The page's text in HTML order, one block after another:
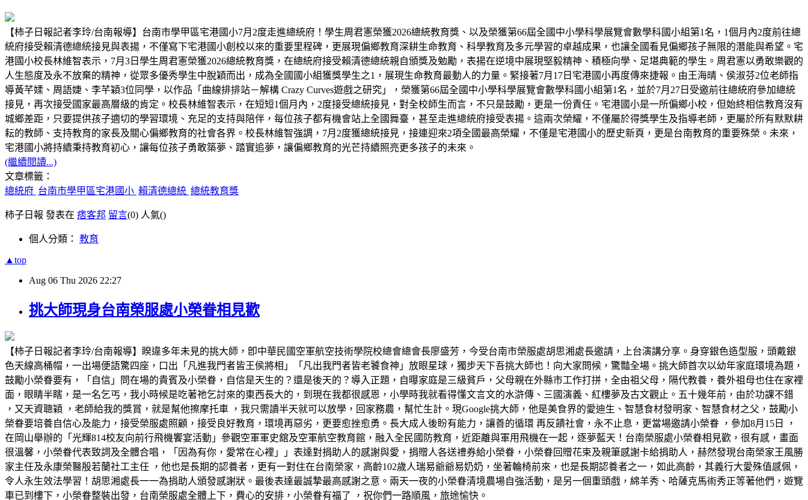
【柿子日報記者李玲/台南報導】台南市學甲區宅港國小7月2度走進總統府！學生周君憲榮獲2026總統教育獎、以及榮獲第66屆全國中小學科學展覽會數學科國小組第1名，1個月內2度前往總
統府接受賴清德總統接見與表揚，不僅寫下宅港國小創校以來的重要里程碑，更展現偏鄉教育深耕生命教育、科學教育及多元學習的卓越成果，也讓全國看見偏鄉孩子無限的潛能與希望。宅
港國小校長林維智表示，7月3日學生周君憲榮獲2026總統教育獎，在總統府接受賴清德總統親自頒獎及勉勵，表揚在逆境中展現堅毅精神、積極向學、足堪典範的學生。周君憲以勇敢樂觀的
人生態度及永不放棄的精神，從眾多優秀學生中脫穎而出，成為全國國小組獲獎學生之1，展現生命教育最動人的力量。緊接著7月17日宅港國小再度傳來捷報。由王海晴、侯淑芬2位老師指
導黃芊媃、周語婕、李芊穎3位同學，以作品「曲線排排站－解構 Crazy Curves遊戲之研究」，榮獲第66屆全國中小學科學展覽會數學科國小組第1名，並於7月27日受邀前往總統府參加總統
接見，再次接受國家最高層級的肯定。校長林維智表示，在短短1個月內，2度接受總統接見，對全校師生而言，不只是鼓勵，更是一份責任。宅港國小是一所偏鄉小校，但始終相信教育沒有
城鄉差距，只要提供孩子適切的學習環境、充足的支持與陪伴，每位孩子都有機會站上全國舞臺，甚至走進總統府接受表揚。這兩次榮耀，不僅屬於得獎學生及指導老師，更屬於所有默默耕
耘的教師、支持教育的家長及關心偏鄉教育的社會各界。校長林維智強調，7月2度獲總統接見，接連迎來2項全國最高榮耀，不僅是宅港國小的歷史新頁，更是台南教育的重要殊榮。未來，
宅港國小將持續秉持教育初心，讓每位孩子勇敢築夢、踏實追夢，讓偏鄉教育的光芒持續照亮更多孩子的未來。
(繼續閱讀...)
文章標籤：
總統府 台南市學甲區宅港國小 賴清德總統 總統教育獎
柿子日報 發表在 痞客邦 留言(0) 人氣()
個人分類： 教育
▲top
Aug 06 Thu 2026 22:27
挑大師現身台南榮服處小榮眷相見歡
【柿子日報記者李玲/台南報導】睽違多年未見的挑大師，卽中華民國空軍航空技術學院校總會總會長廖盛芳，今受台南市榮服處胡思湘處長邀請，上台演講分享。身穿銀色造型服，頭戴銀
色天線高桶帽，一出場便語驚四座，口出「凡進我門者皆王侯將相」「凡出我門者皆老饕食神」放眼星球，獨步天下吾挑大師也！向大家問候，驚豔全場。挑大師首次以幼年家庭環境為題，
鼓勵小榮眷要有，「自信」問在場的貴賓及小榮眷，自信是天生的？還是後天的？導入正題，自曝家庭是三級貧戶，父母親在外縣市工作打拼，全由祖父母，隔代教養，養外祖母也住在家裡
面，眼睛半瞎，是一名乞丐，我小時候是吃著祂乞討來的東西長大的，到現在我都很感恩，小學時我就看得懂文言文的水滸傳、三國演義、紅樓夢及古文觀止。五十幾年前，由於功課不錯
，又天資聰穎 ，老師給我的獎賞，就是幫他擦摩托車 ，我只需讀半天就可以放學，回家務農，幫忙生計。現Google挑大師，他是美食界的愛迪生、智慧食材發明家、智慧食材之父，鼓勵小
榮眷要培養自信心及能力，接受榮服處照顧，接受良好教育，環境再惡劣，更要愈挫愈勇。長大成人後盼有能力，讓善的循環 再反饋社會，永不止息，更當場邀請小榮眷 ，參加8月15日 ，
在岡山舉辦的「光輝814校友向前行飛機饗宴活動」參觀空軍軍史舘及空軍航空教育館，融入全民國防教育，近距離與軍用飛機在一起，逐夢藍天！台南榮服處小榮眷相見歡，很有感，畫面
很溫馨，小榮眷代表致詞及全體合唱，「因為有你，愛常在心裡」」表達對捐助人的感謝與愛，捐贈人各送禮券給小榮眷，小榮眷回贈花束及親筆感謝卡給捐助人，赫然發現台南榮家王風勝
家主任及永康榮醫殷若蘭社工主任 ，他也是長期的認養者，更有一對住在台南榮家，高齡102歲人瑞易爺爺易奶奶，坐著輪椅前來，也是長期認養者之一，如此高齡，其義行大愛殊值感佩，
令人永生效法學習！胡思湘處長一一為捐助人頒發感謝狀。最後表達最誠摯最高感謝之意。兩天一夜的小榮眷清境農場自強活動，是另一個重頭戲，綿羊秀、哈薩克馬術秀正等著他們，遊覽
車已到樓下，小榮眷整裝出發，台南榮服處全體上下，費心的安排，小榮眷有福了 ，祝你們一路順風，旅途愉快。